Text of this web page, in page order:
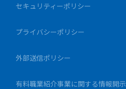
セキュリティーポリシー
プライバシーポリシー
外部送信ポリシー
有料職業紹介事業に関する情報開示